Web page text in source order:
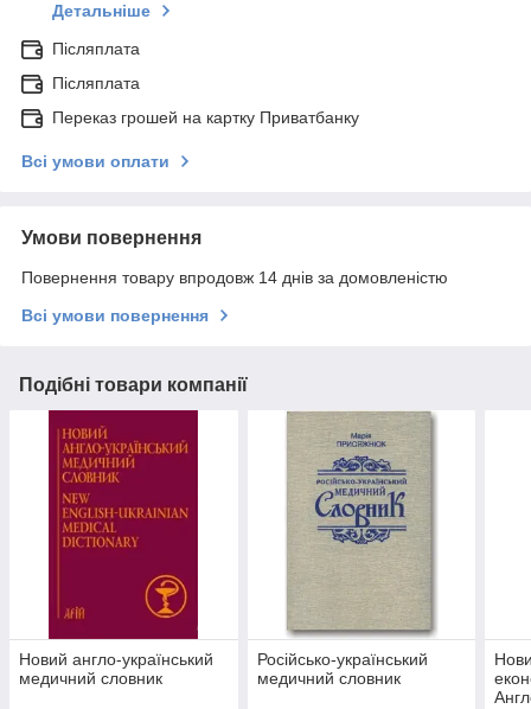
Детальніше
Післяплата
Післяплата
Переказ грошей на картку Приватбанку
Всі умови оплати
Умови повернення
Повернення товару впродовж 14 днів за домовленістю
Всі умови повернення
Подібні товари компанії
Новий англо-український
медичний словник
Російсько-український
медичний словник